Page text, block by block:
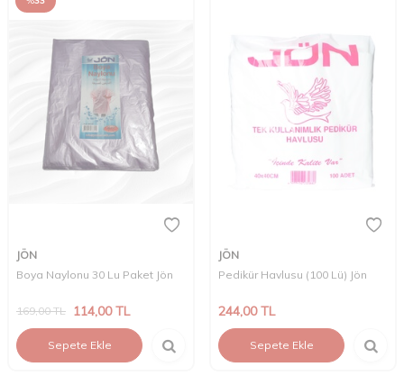
JÖN
Boya Naylonu 30 Lu Paket Jön
169,00TL 114,00TL
Sepete Ekle
JÖN
Pedikür Havlusu (100 Lü) Jön
244,00TL
Sepete Ekle